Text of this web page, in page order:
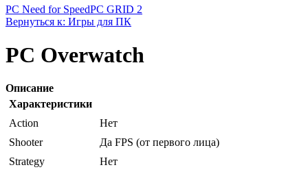
PC Need for SpeedPC GRID 2
Вернуться к: Игры для ПК
PC Overwatch
Описание
Характеристики
Action
Нет
Shooter
Да FPS (от первого лица)
Strategy
Нет